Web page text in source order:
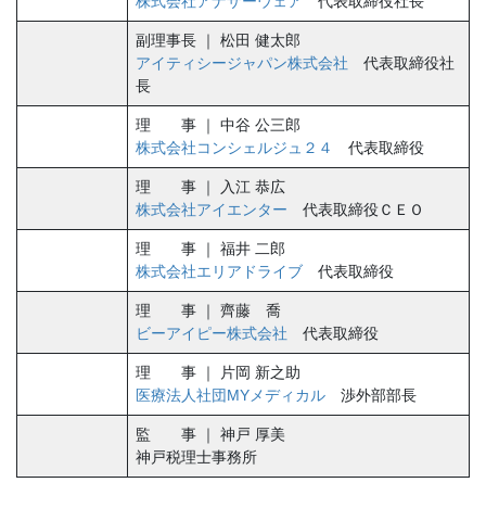
副理事長 ｜ 松田 健太郎
アイティシージャパン株式会社 代表取締役社
長
理 事 ｜ 中谷 公三郎
株式会社コンシェルジュ２４
代表取締役
理 事 ｜ 入江 恭広
株式会社アイエンター 代表取締役ＣＥＯ
理 事 ｜ 福井 二郎
株式会社エリアドライブ 代表取締役
理 事 ｜ 齊藤 喬
ビーアイピー株式会社 代表取締役
理 事 ｜ 片岡 新之助
医療法人社団MYメディカル 渉外部部長
監 事 ｜ 神戸 厚美
神戸税理士事務所